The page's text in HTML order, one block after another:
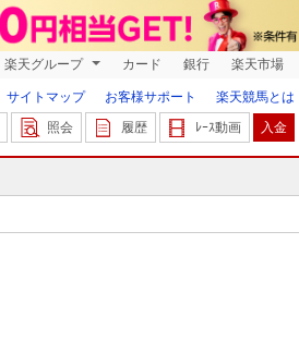
楽天グループ カード 銀行 楽天市場
サイトマップ お客様サポート
楽天競馬とは
照会 履歴 ﾚｰｽ動画 入金